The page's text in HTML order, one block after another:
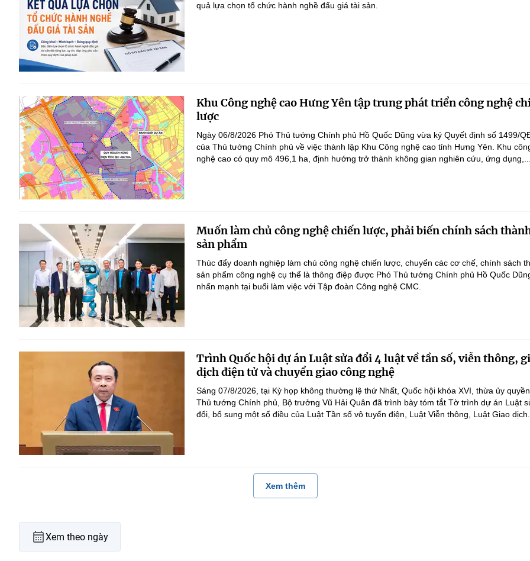
quả lựa chọn tổ chức hành nghề đấu giá tài sản.
Khu Công nghệ cao Hưng Yên tập trung phát triển công nghệ
lược
Ngày 06/8/2026 Phó Thủ tướng Chính phủ Hồ Quốc Dũng vừa ký Quyết định số 1499/
của Thủ tướng Chính phủ về việc thành lập Khu Công nghệ cao tỉnh Hưng Yên. Khu
nghệ cao có quy mô 496,1 ha, định hướng trở thành không gian nghiên cứu, ứng
Muốn làm chủ công nghệ chiến lược, phải biến chính sách
sản phẩm
Thúc đẩy doanh nghiệp làm chủ công nghệ chiến lược, chuyển các cơ chế, chính sách
sản phẩm công nghệ cụ thể là thông điệp được Phó Thủ tướng Chính phủ Hồ Quốc
nhấn mạnh tại buổi làm việc với Tập đoàn Công nghệ CMC.
Trình Quốc hội dự án Luật sửa đổi 4 luật về tần số, viễn thông,
dịch điện tử và chuyển giao công nghệ
Sáng 07/8/2026, tại Kỳ họp không thường lệ thứ Nhất, Quốc hội khóa XVI, thừa ủy
Thủ tướng Chính phủ, Bộ trưởng Vũ Hải Quân đã trình bày tóm tắt Tờ trình dự án Luật
đổi, bổ sung một số điều của Luật Tần số vô tuyến điện, Luật Viễn thông, Luật Giao
Xem thêm
Xem theo ngày